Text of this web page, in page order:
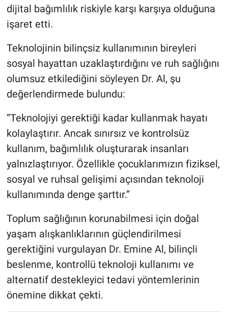
dijital bağımlılık riskiyle karşı karşıya olduğuna
işaret etti.
Teknolojinin bilinçsiz kullanımının bireyleri
sosyal hayattan uzaklaştırdığını ve ruh sağlığını
olumsuz etkilediğini söyleyen Dr. Al, şu
değerlendirmede bulundu:
“Teknolojiyi gerektiği kadar kullanmak hayatı
kolaylaştırır. Ancak sınırsız ve kontrolsüz
kullanım, bağımlılık oluşturarak insanları
yalnızlaştırıyor. Özellikle çocuklarımızın fiziksel,
sosyal ve ruhsal gelişimi açısından teknoloji
kullanımında denge şarttır.”
Toplum sağlığının korunabilmesi için doğal
yaşam alışkanlıklarının güçlendirilmesi
gerektiğini vurgulayan Dr. Emine Al, bilinçli
beslenme, kontrollü teknoloji kullanımı ve
alternatif destekleyici tedavi yöntemlerinin
önemine dikkat çekti.